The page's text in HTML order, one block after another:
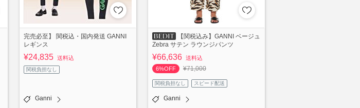
完売必至】 関税込・国内発送 GANNI
レギンス
¥24,835 送料込
関税負担なし
Ganni
【関税込み】GANNI ベージュ
Zebra サテン ラウンジパンツ
¥66,636 送料込
6%OFF
¥71,000
関税負担なし スピード配送
Ganni